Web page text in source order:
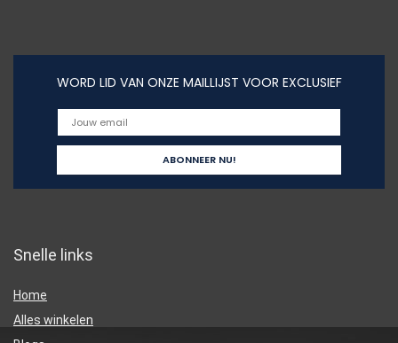
WORD LID VAN ONZE MAILLIJST VOOR EXCLUSIEF
Snelle links
Home
Alles winkelen